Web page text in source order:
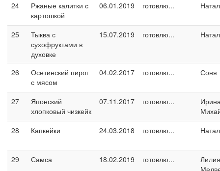
24
Ржаные калитки с
картошкой
06.01.2019 готовлю...
25
Тыква с
сухофруктами в
духовке
15.07.2019 готовлю...
26
Осетинский пирог
с мясом
04.02.2017 готовлю... Соня
27
Японский
хлопковый чизкейк
07.11.2017 готовлю...
28
Капкейки 24.03.2018 готовлю...
29 Самса 18.02.2019 готовлю...
Лилия